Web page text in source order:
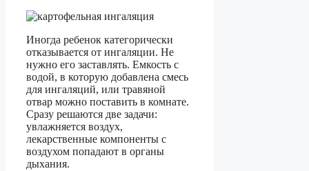
Иногда ребенок категорически
отказывается от ингаляции. Не
нужно его заставлять. Емкость с
водой, в которую добавлена смесь
для ингаляций, или травяной
отвар можно поставить в комнате.
Сразу решаются две задачи:
увлажняется воздух,
лекарственные компоненты с
воздухом попадают в органы
дыхания.